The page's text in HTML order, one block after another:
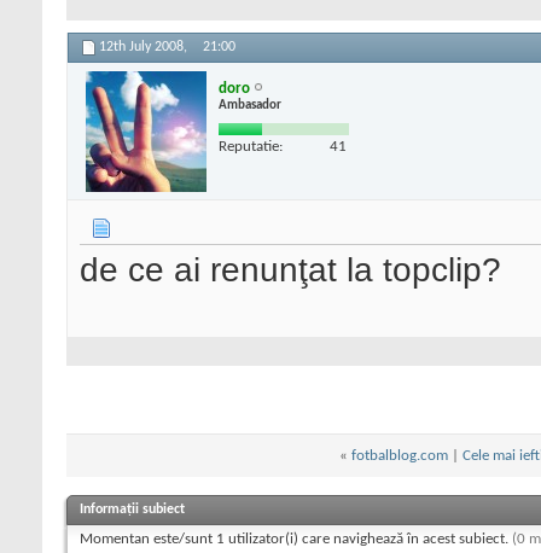
12th July 2008, 21:00
doro
Ambasador
Reputatie: 41
de ce ai renunţat la topclip?
« fotbalblog.com Cele mai
Informații subiect
Momentan este/sunt 1 utilizator(i) care navighează în acest subiect. (0